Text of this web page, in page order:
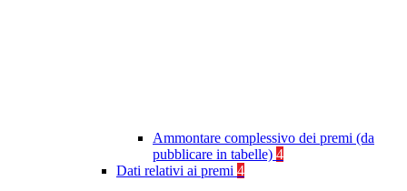
Ammontare complessivo dei premi (da
pubblicare in tabelle) 4
Dati relativi ai premi 4